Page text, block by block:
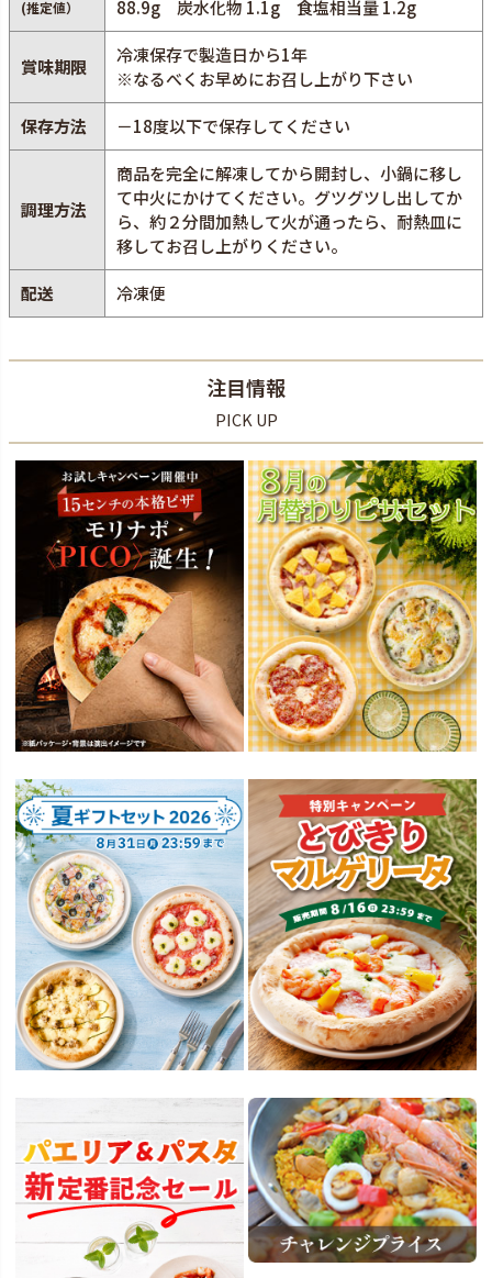
(推定値）
88.9g 炭水化物 1.1g 食塩相当量 1.2g
賞味期限
冷凍保存で製造日から1年
※なるべくお早めにお召し上がり下さい
保存方法 －18度以下で保存してください
調理方法
商品を完全に解凍してから開封し、小鍋に移し
て中火にかけてください。グツグツし出してか
ら、約２分間加熱して火が通ったら、耐熱皿に
移してお召し上がりください。
配送 冷凍便
注目情報
PICK UP